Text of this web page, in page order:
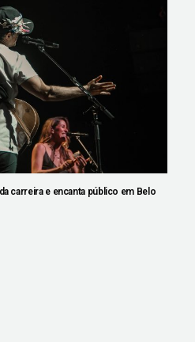
carreira e encanta público em Belo